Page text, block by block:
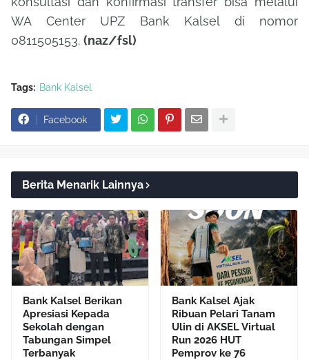
WA Center UPZ Bank Kalsel di nomor
0811505153. (naz/fsl)
Tags: Bank Kalsel
Facebook
Berita Menarik Lainnya
Bank Kalsel Berikan
Apresiasi Kepada
Sekolah dengan
Tabungan Simpel
Terbanyak
Bank Kalsel Ajak
Ribuan Pelari Tanam
Ulin di AKSEL Virtual
Run 2026 HUT
Pemprov ke 76